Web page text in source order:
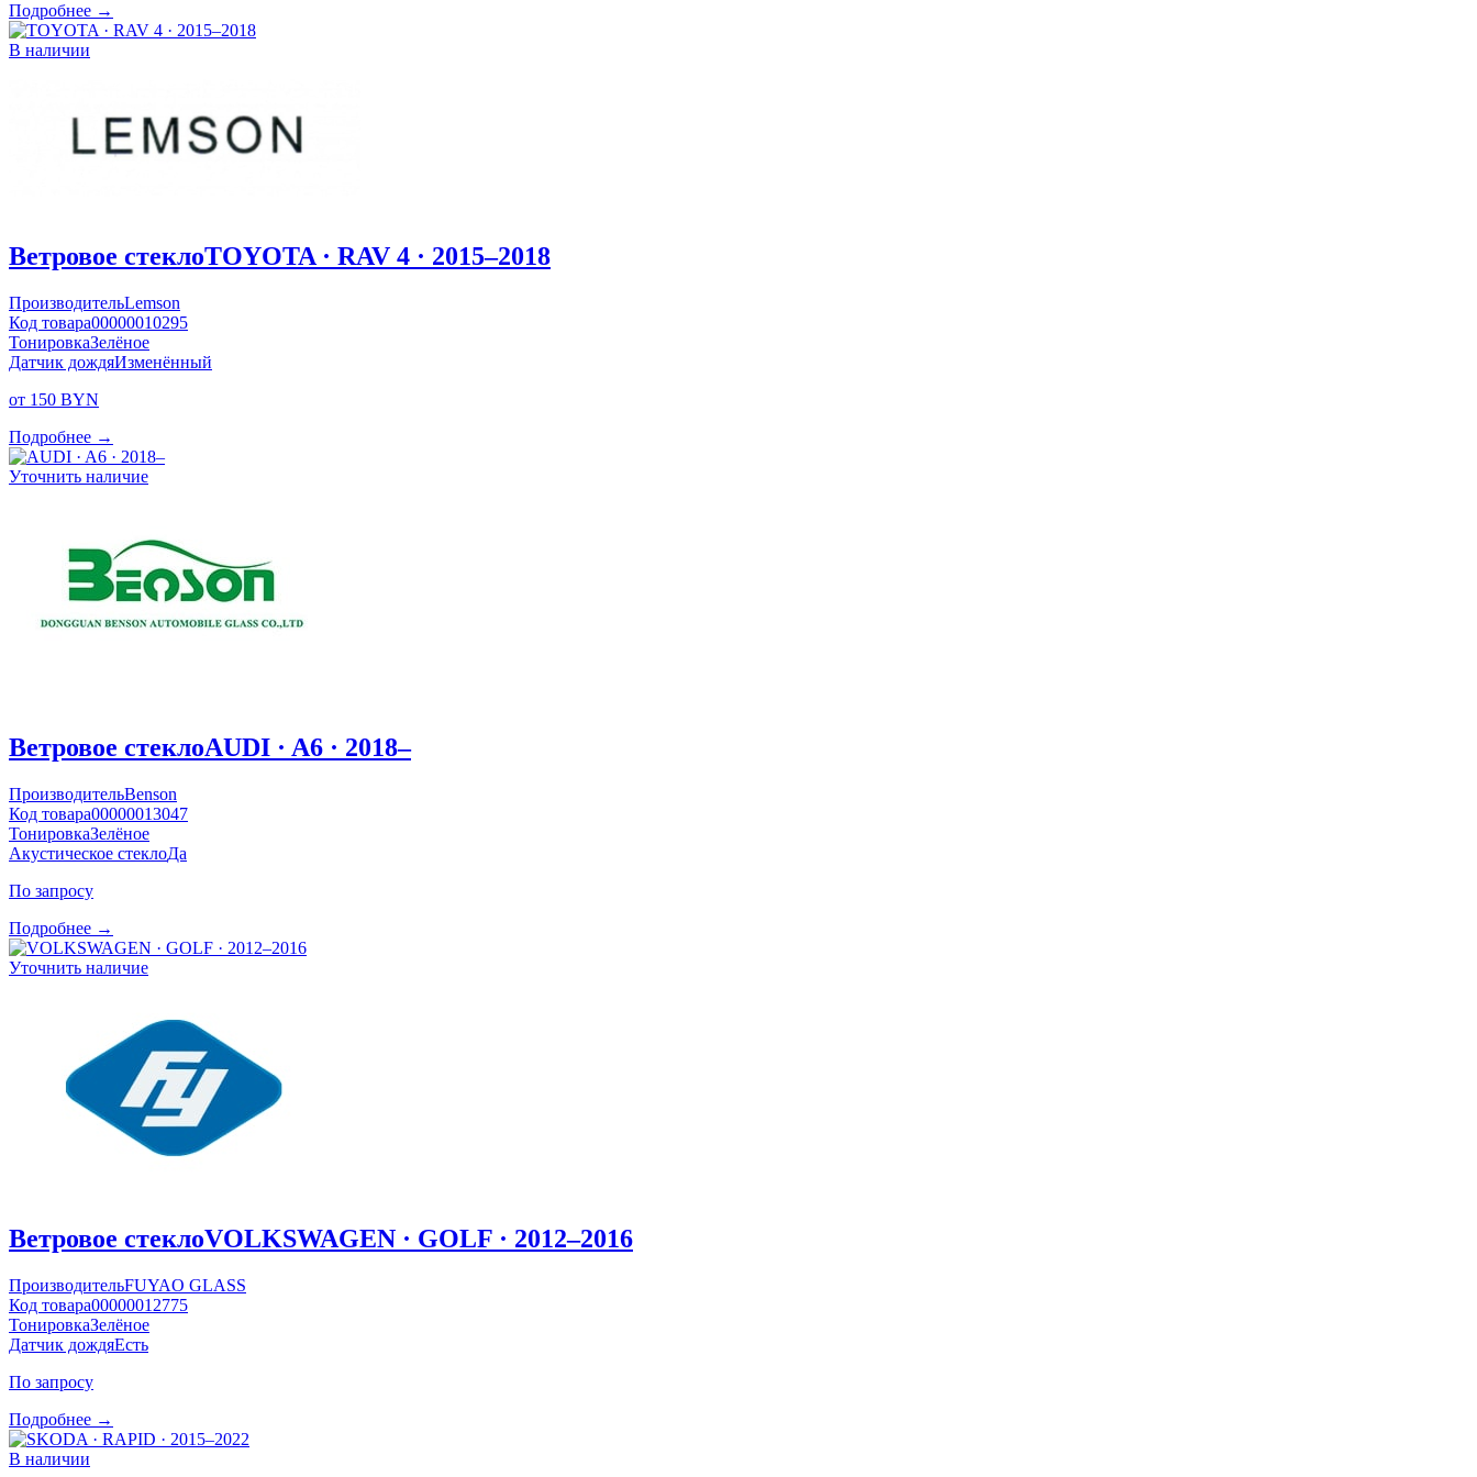
Подробнее →
В наличии
Ветровое стеклоTOYOTA · RAV 4 · 2015–2018
ПроизводительLemson
Код товара00000010295
ТонировкаЗелёное
Датчик дождяИзменённый
от 150 BYN
Подробнее →
Уточнить наличие
Ветровое стеклоAUDI · A6 · 2018–
ПроизводительBenson
Код товара00000013047
ТонировкаЗелёное
Акустическое стеклоДа
По запросу
Подробнее →
Уточнить наличие
Ветровое стеклоVOLKSWAGEN · GOLF · 2012–2016
ПроизводительFUYAO GLASS
Код товара00000012775
ТонировкаЗелёное
Датчик дождяЕсть
По запросу
Подробнее →
В наличии